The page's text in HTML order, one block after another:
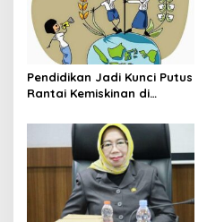
Pendidikan Jadi Kunci Putus
Rantai Kemiskinan di
Mas’ud